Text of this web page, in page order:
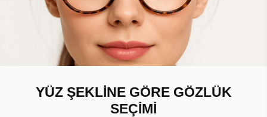
YÜZ ŞEKLİNE GÖRE GÖZLÜK
SEÇİMİ